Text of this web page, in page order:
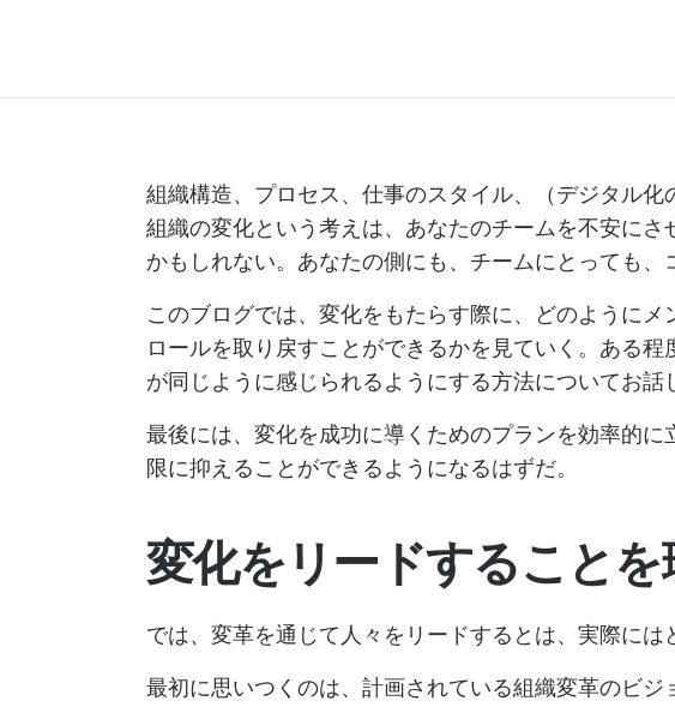
組織構造、プロセス、仕事のスタイル、（デジタル
組織の変化という考えは、あなたのチームを不安に
かもしれない。あなたの側にも、チームにとっても、
このブログでは、変化をもたらす際に、どのようにメ
ロールを取り戻すことができるかを見ていく。ある
が同じように感じられるようにする方法についてお話
最後には、変化を成功に導くためのプランを効率的
限に抑えることができるようになるはずだ。
変化をリードすることを
では、変革を通じて人々をリードするとは、実際には
最初に思いつくのは、計画されている組織変革のビ